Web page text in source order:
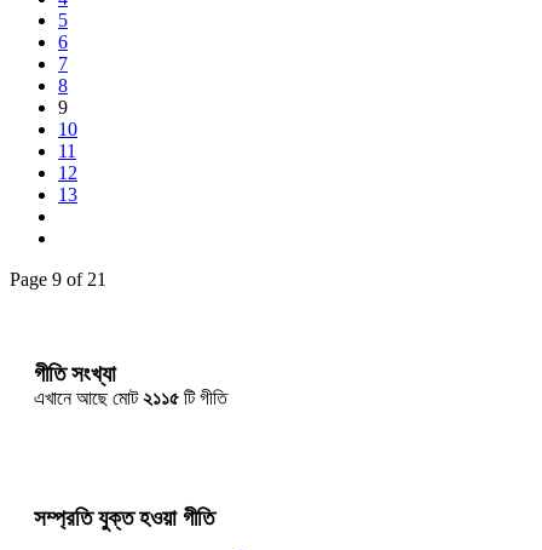
5
6
7
8
9
10
11
12
13
Page 9 of 21
গীতি সংখ্যা
এখানে আছে মোট২১১৫ টি গীতি
সম্প্রতি যুক্ত হওয়া গীতি